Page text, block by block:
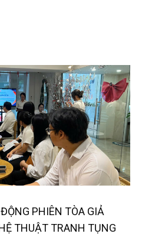
PHIÊN TÒA GIẢ
THUẬT TRANH TỤNG